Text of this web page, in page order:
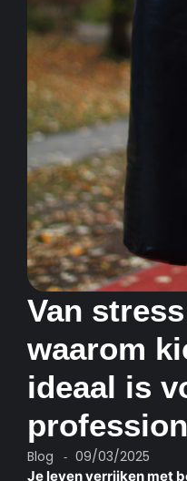
Van
waarom
ideaal is
Blog - 09/03/2025
Je leven verrijken met